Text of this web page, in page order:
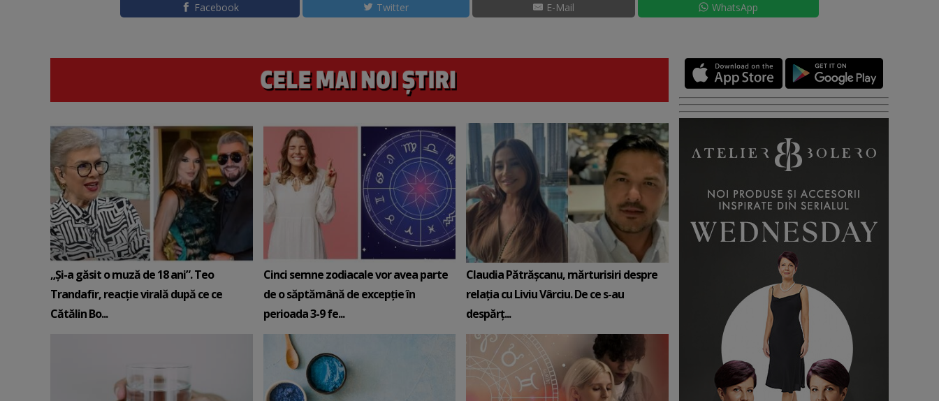
Facebook Twitter E-Mail WhatsApp
„Și-a găsit o muză de 18 ani”. Teo
Trandafir, reacție virală după ce ce
Cătălin Bo...
Cinci semne zodiacale vor avea parte
de o săptămână de excepție în
perioada 3-9 fe...
Claudia Pătrășcanu, mărturisiri despre
relația cu Liviu Vârciu. De ce s-au
despărț...